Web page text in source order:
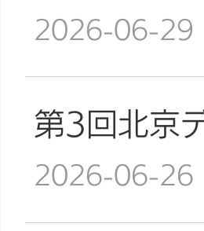
2026-06-29
第3回北京
2026-06-26